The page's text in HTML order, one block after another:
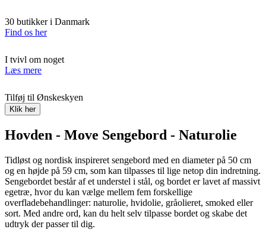
30 butikker i Danmark
Find os her
I tvivl om noget
Læs mere
Tilføj til Ønskeskyen
Klik her
Hovden - Move Sengebord - Naturolie
Tidløst og nordisk inspireret sengebord med en diameter på 50 cm
og en højde på 59 cm, som kan tilpasses til lige netop din indretning.
Sengebordet består af et understel i stål, og bordet er lavet af massivt
egetræ, hvor du kan vælge mellem fem forskellige
overfladebehandlinger: naturolie, hvidolie, gråolieret, smoked eller
sort. Med andre ord, kan du helt selv tilpasse bordet og skabe det
udtryk der passer til dig.